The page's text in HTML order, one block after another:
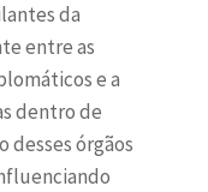
da
entre as
e a
dentro de
desses órgãos